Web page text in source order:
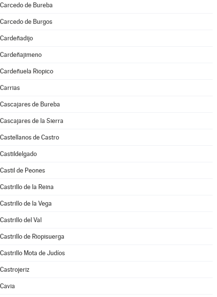
Carcedo de Bureba
Carcedo de Burgos
Cardeñadijo
Cardeñajimeno
Cardeñuela Riopico
Carrias
Cascajares de Bureba
Cascajares de la Sierra
Castellanos de Castro
Castildelgado
Castil de Peones
Castrillo de la Reina
Castrillo de la Vega
Castrillo del Val
Castrillo de Riopisuerga
Castrillo Mota de Judíos
Castrojeriz
Cavia